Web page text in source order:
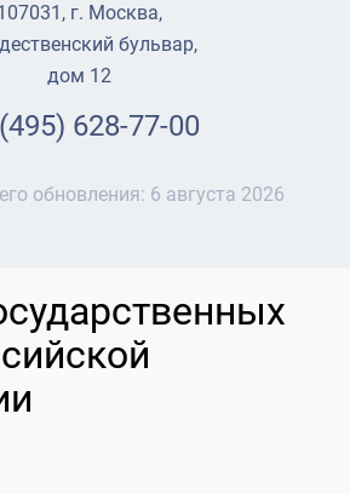
г. Москва,
бульвар,
дом 12
628-77-00
обновления: 6 августа 2026